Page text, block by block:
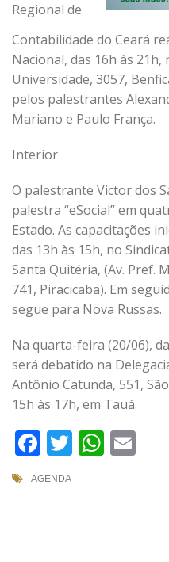
Regional de
Contabilidade do Ceará
Nacional, das 16h às 21h,
Universidade, 3057,
pelos palestrantes
Mariano e Paulo França.
Interior
O palestrante Victor dos
palestra “eSocial” em
Estado. As capacitações
das 13h às 15h, no
Santa Quitéria, (Av. Pref.
741, Piracicaba). Em
segue para Nova Russas.
Na quarta-feira (20/06),
será debatido na
Antônio Catunda, 551,
15h às 17h, em Tauá.
Facebook
Twitter
AGENDA